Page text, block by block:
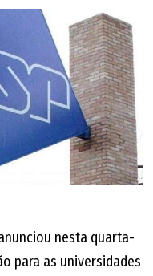
nesta quarta-
para as universidades